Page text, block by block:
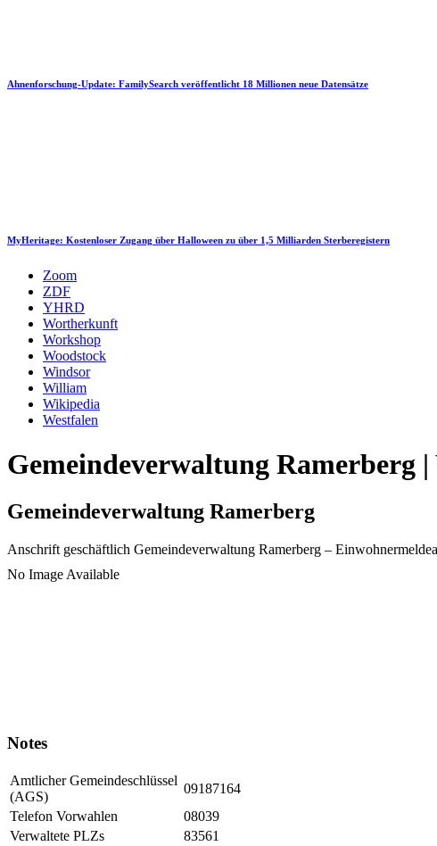
Ahnenforschung-Update: FamilySearch veröffentlicht 18 Millionen neue Datensätze
MyHeritage: Kostenloser Zugang über Halloween zu über 1,5 Milliarden Sterberegistern
Zoom
ZDF
YHRD
Wortherkunft
Workshop
Woodstock
Windsor
William
Wikipedia
Westfalen
Gemeindeverwaltung Ramerberg
Gemeindeverwaltung Ramerberg
Anschrift geschäftlich Gemeindeverwaltung Ramerberg –
No Image Available
Notes
Amtlicher Gemeindeschlüssel
(AGS)
09187164
Telefon Vorwahlen
08039
Verwaltete PLZs
83561